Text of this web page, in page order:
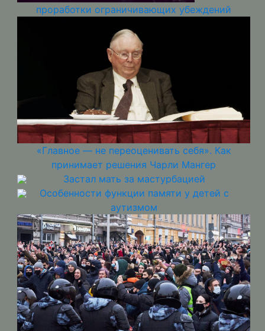
проработки ограничивающих убеждений
«Главное — не переоценивать себя». Как
принимает решения Чарли Мангер
Застал мать за мастурбацией
Особенности функции памяти у детей с
аутизмом